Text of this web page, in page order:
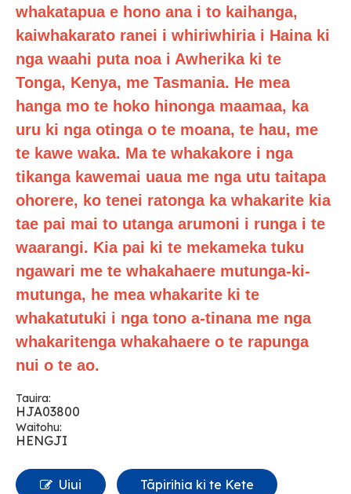
whakatapua e hono ana i to kaihanga,
kaiwhakarato ranei i whiriwhiria i Haina ki
nga waahi puta noa i Awherika ki te
Tonga, Kenya, me Tasmania. He mea
hanga mo te hoko hinonga maamaa, ka
uru ki nga otinga o te moana, te hau, me
te kawe waka. Ma te whakakore i nga
tikanga kawemai uaua me nga utu taitapa
ohorere, ko tenei ratonga ka whakarite kia
tae pai mai to utanga arumoni i runga i te
waarangi. Kia pai ki te mekameka tuku
ngawari me te whakahaere mutunga-ki-
mutunga, he mea whakarite ki te
whakatutuki i nga tono a-tinana me nga
whakaritenga whakahaere o te rapunga
nui o te ao.
Tauira:
HJA03800
Waitohu:
HENGJI
Uiui Tāpirihia ki te Kete